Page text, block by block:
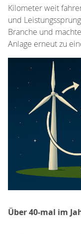
Kilometer weit
und
Branche und
Anlage erneut zu
Über 40-mal im